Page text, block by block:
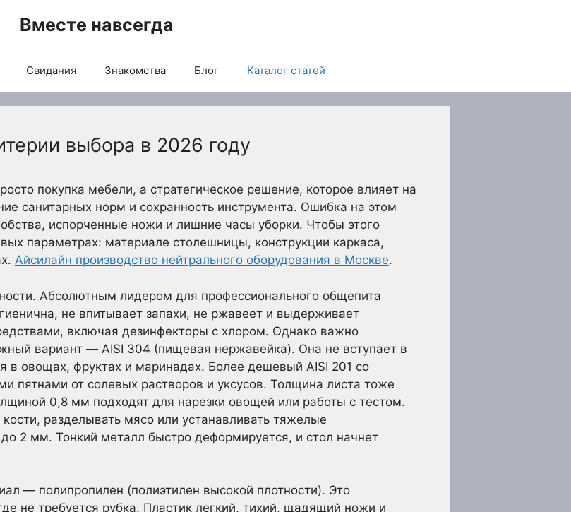
Вместе навсегда
Свидания Знакомства Блог Каталог статей
выбора в 2026 году
покупка мебели, а стратегическое решение, которое влияет на
санитарных норм и сохранность инструмента. Ошибка на этом
испорченные ножи и лишние часы уборки. Чтобы этого
параметрах: материале столешницы, конструкции каркаса,
Айсилайн производство нейтрального оборудования в Москве.
Абсолютным лидером для профессионального общепита
не впитывает запахи, не ржавеет и выдерживает
включая дезинфекторы с хлором. Однако важно
вариант — AISI 304 (пищевая нержавейка). Она не вступает в
овощах, фруктах и маринадах. Более дешевый AISI 201 со
пятнами от солевых растворов и уксусов. Толщина листа тоже
0,8 мм подходят для нарезки овощей или работы с тестом.
разделывать мясо или устанавливать тяжелые
до 2 мм. Тонкий металл быстро деформируется, и стол начнет
— полипропилен (полиэтилен высокой плотности). Это
не требуется рубка. Пластик легкий, тихий, щадящий ножи и